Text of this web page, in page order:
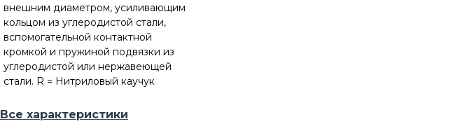
внешним диаметром, усиливающим
кольцом из углеродистой стали,
вспомогательной контактной
кромкой и пружиной подвязки из
углеродистой или нержавеющей
стали. R = Нитриловый каучук
Все характеристики